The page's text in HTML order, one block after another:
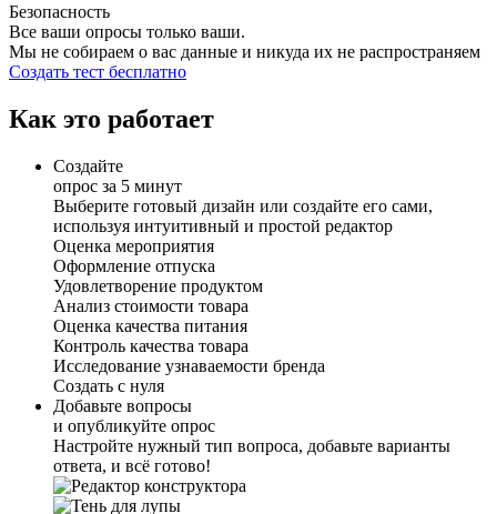
Безопасность
Все ваши опросы только ваши.
Мы не собираем о вас данные и никуда их не распространяем
Создать тест бесплатно
Как это работает
Создайте
опрос за 5 минут
Выберите готовый дизайн или создайте его сами,
используя интуитивный и простой редактор
Оценка мероприятия
Оформление отпуска
Удовлетворение продуктом
Анализ стоимости товара
Оценка качества питания
Контроль качества товара
Исследование узнаваемости бренда
Создать с нуля
Добавьте вопросы
и опубликуйте опрос
Настройте нужный тип вопроса, добавьте варианты
ответа, и всё готово!